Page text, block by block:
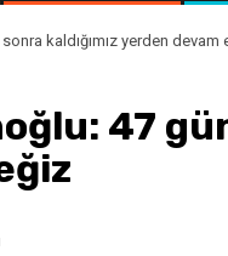
kaldığımız yerden devam
47